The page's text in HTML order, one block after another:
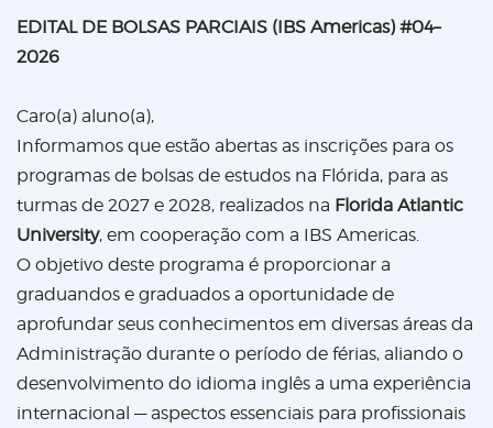
EDITAL DE BOLSAS PARCIAIS (IBS Americas) #04–
2026
Caro(a) aluno(a),
Informamos que estão abertas as inscrições para os
programas de bolsas de estudos na Flórida, para as
turmas de 2027 e 2028, realizados na Florida Atlantic
University, em cooperação com a IBS Americas.
O objetivo deste programa é proporcionar a
graduandos e graduados a oportunidade de
aprofundar seus conhecimentos em diversas áreas da
Administração durante o período de férias, aliando o
desenvolvimento do idioma inglês a uma experiência
internacional — aspectos essenciais para profissionais